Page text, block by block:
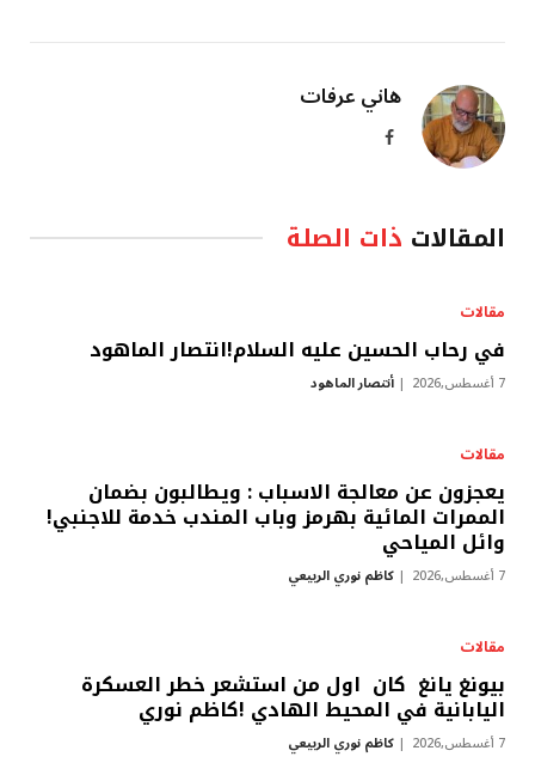
هاني عرفات
فيسبوك
المقالات ذات الصلة
مقالات
في رحاب الحسين عليه السلام!انتصار الماهود
7 أغسطس,2026 أنتصار الماهود
مقالات
يعجزون عن معالجة الاسباب : ويطالبون بضمان
الممرات المائية بهرمز وباب المندب خدمة للاجنبي!
وائل المياحي
7 أغسطس,2026 كاظم نوري الربيعي
مقالات
بيونغ يانغ كان اول من استشعر خطر العسكرة
اليابانية في المحيط الهادي !كاظم نوري
7 أغسطس,2026 كاظم نوري الربيعي